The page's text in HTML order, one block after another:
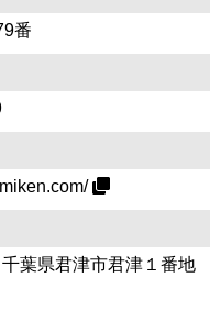
番
葉県君津市君津１番地